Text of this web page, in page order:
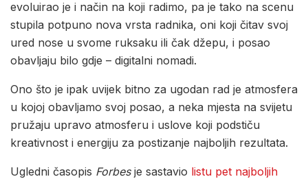
evoluirao je i način na koji radimo, pa je tako na scenu
stupila potpuno nova vrsta radnika, oni koji čitav svoj
ured nose u svome ruksaku ili čak džepu, i posao
obavljaju bilo gdje – digitalni nomadi.
Ono što je ipak uvijek bitno za ugodan rad je atmosfera
u kojoj obavljamo svoj posao, a neka mjesta na svijetu
pružaju upravo atmosferu i uslove koji podstiču
kreativnost i energiju za postizanje najboljih rezultata.
Ugledni časopis Forbesje sastavio listu pet najboljih